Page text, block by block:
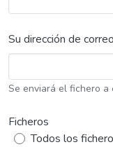
Su dirección de
Se enviará el fichero a
Ficheros
Todos los